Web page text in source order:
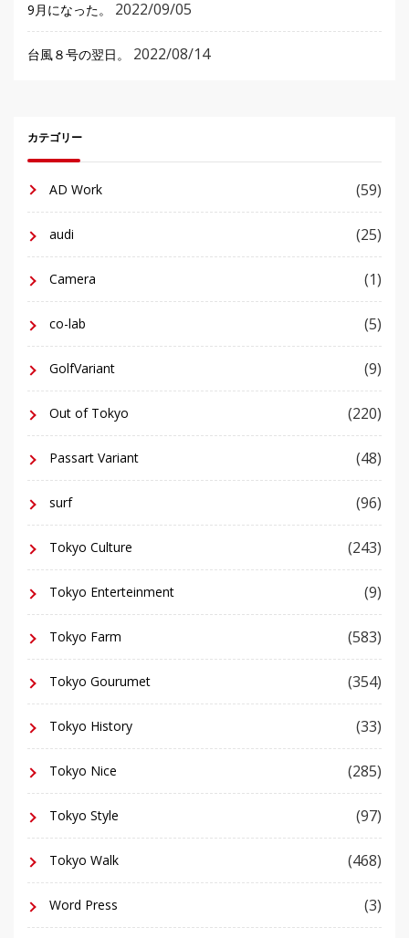
9月になった。 2022/09/05
台風８号の翌日。 2022/08/14
カテゴリー
AD Work (59)
audi (25)
Camera (1)
co-lab (5)
GolfVariant (9)
Out of Tokyo (220)
Passart Variant (48)
surf (96)
Tokyo Culture (243)
Tokyo Enterteinment (9)
Tokyo Farm (583)
Tokyo Gourumet (354)
Tokyo History (33)
Tokyo Nice (285)
Tokyo Style (97)
Tokyo Walk (468)
Word Press (3)